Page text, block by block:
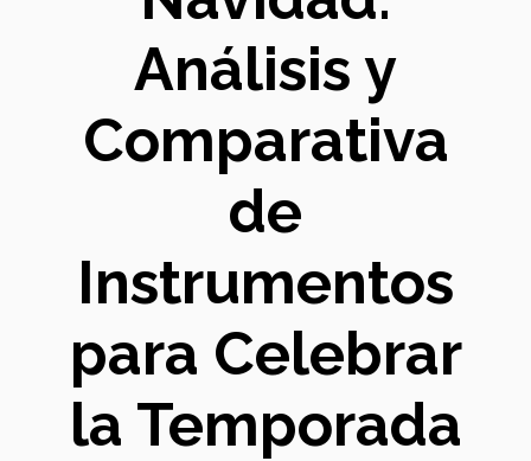
Análisis y
Comparativa
de
Instrumentos
para Celebrar
la Temporada